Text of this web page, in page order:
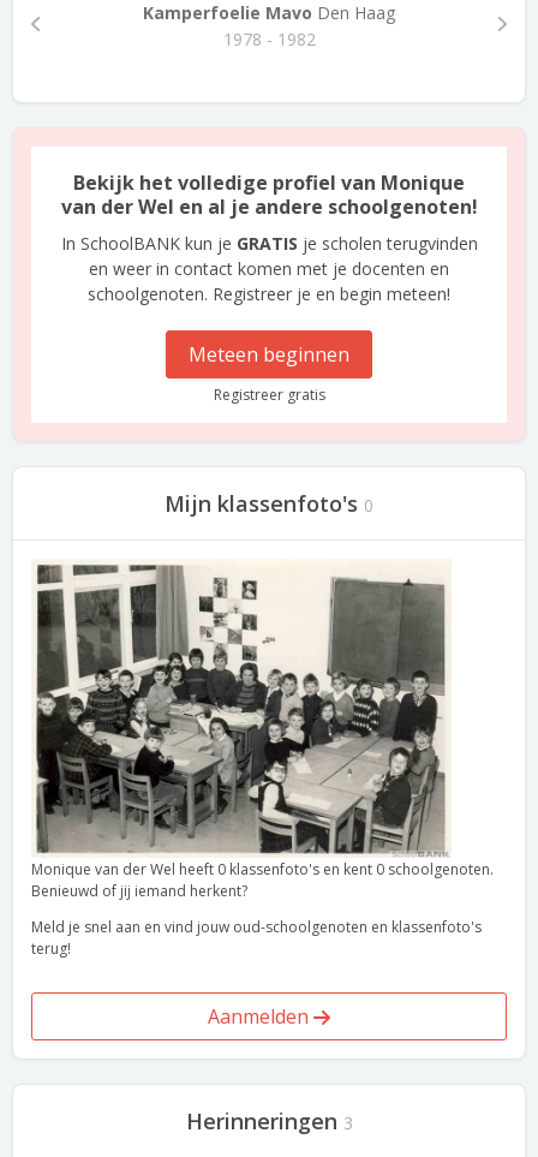
Kamperfoelie Mavo Den Haag
1978 - 1982
Bekijk het volledige profiel van Monique
van der Wel en al je andere schoolgenoten!
In SchoolBANK kun je GRATIS je scholen terugvinden
en weer in contact komen met je docenten en
schoolgenoten. Registreer je en begin meteen!
Meteen beginnen
Registreer gratis
Mijn klassenfoto's 0
Monique van der Wel heeft 0 klassenfoto's en kent 0 schoolgenoten.
Benieuwd of jij iemand herkent?
Meld je snel aan en vind jouw oud-schoolgenoten en klassenfoto's
terug!
Aanmelden
Herinneringen 3